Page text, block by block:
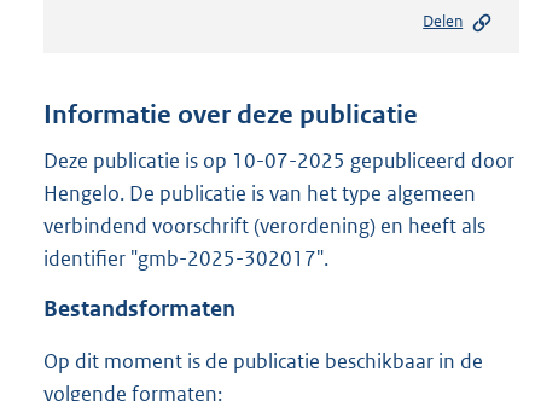
n
d
s
r
o
:
Delen
Informatie over deze publicatie
Deze publicatie is op 10-07-2025 gepubliceerd door
Hengelo. De publicatie is van het type algemeen
verbindend voorschrift (verordening) en heeft als
identifier "gmb-2025-302017".
Bestandsformaten
Op dit moment is de publicatie beschikbaar in de
volgende formaten: